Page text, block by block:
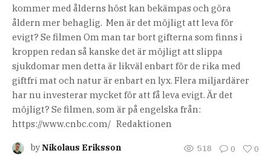
kommer med ålderns höst kan bekämpas och göra
åldern mer behaglig. Men är det möjligt att leva för
evigt? Se filmen Om man tar bort gifterna som finns i
kroppen redan så kanske det är möjligt att slippa
sjukdomar men detta är likväl enbart för de rika med
giftfri mat och natur är enbart en lyx. Flera miljardärer
har nu investerar mycket för att få leva evigt. Är det
möjligt? Se filmen, som är på engelska från:
https://www.cnbc.com/ Redaktionen
byNikolaus Eriksson 518 0 0